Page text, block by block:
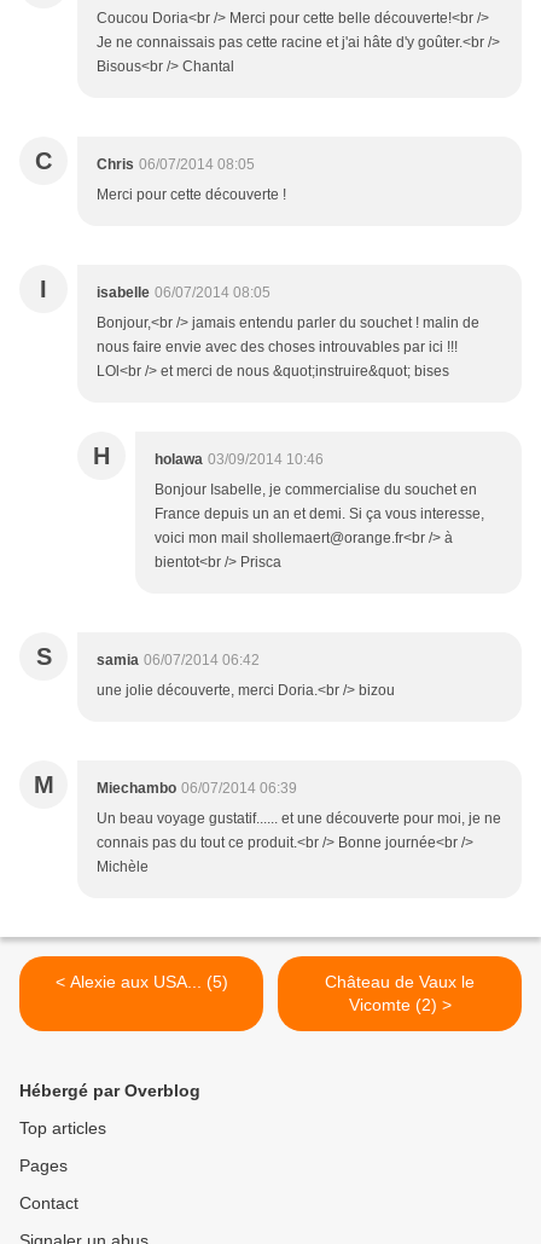
Coucou Doria<br /> Merci pour cette belle découverte!<br />
Je ne connaissais pas cette racine et j'ai hâte d'y goûter.<br />
Bisous<br /> Chantal
C Chris 06/07/2014 08:05
Merci pour cette découverte !
I isabelle 06/07/2014 08:05
Bonjour,<br /> jamais entendu parler du souchet ! malin de
nous faire envie avec des choses introuvables par ici !!!
LOl<br /> et merci de nous &quot;instruire&quot; bises
H holawa 03/09/2014 10:46
Bonjour Isabelle, je commercialise du souchet en
France depuis un an et demi. Si ça vous interesse,
voici mon mail shollemaert@orange.fr<br /> à
bientot<br /> Prisca
S samia 06/07/2014 06:42
une jolie découverte, merci Doria.<br /> bizou
M Miechambo 06/07/2014 06:39
Un beau voyage gustatif...... et une découverte pour moi, je ne
connais pas du tout ce produit.<br /> Bonne journée<br />
Michèle
< Alexie aux USA... (5)
Château de Vaux le
Vicomte (2) >
Hébergé par Overblog
Top articles
Pages
Contact